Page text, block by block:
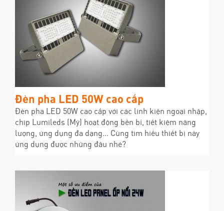
Đèn pha LED 50W cao cấp
Đèn pha LED 50W cao cấp với các linh kiện ngoại nhập,
chip Lumileds (Mỹ) hoạt động bền bỉ, tiết kiệm năng
lượng, ứng dụng đa dạng… Cùng tìm hiểu thiết bị này
ứng dụng được những đâu nhé?